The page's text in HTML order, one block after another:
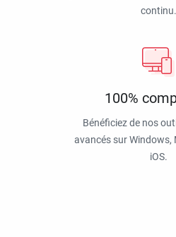
continu.
100%
Bénéficiez de nos
avancés sur Windows,
iOS.